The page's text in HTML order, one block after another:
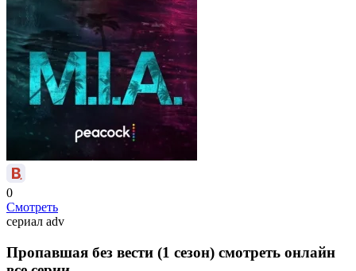
0
Смотреть
сериал adv
Пропавшая без вести (1 сезон) смотреть онлайн